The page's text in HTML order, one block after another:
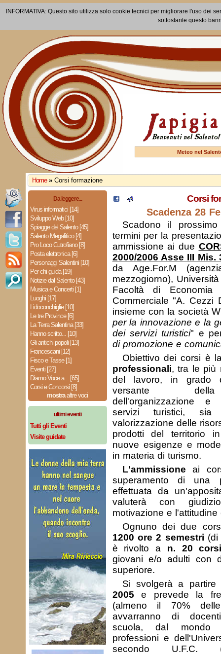
INFORMATIVA: Questo sito utilizza solo cookie tecnici per migliorare l'uso dei
sottostante questo
Meteo nel
Home » Corsi formazione
Da leggere...
Virus informatici [14]
Sviluppo Web [10]
Spiagge del Salento [45]
Salento Megalitico [4]
Pro Loco Cutrofiano [8]
Posta elettronica [6]
Personaggi Salentini [10]
Per chi guida [19]
Notizie dal Salento [43]
Musica e Concerti [1]
Luoghi [17]
Lidoconchiglie [10]
Le tre Province [6]
La Terra Salentina [33]
Hanno scritto... [10]
Gli antichi popoli [13]
Francescani [12]
Fisco e Tasse [1]
Eventi [27]
Diamo Voce a... [65]
Corsi e Concorsi [8]
mostraaltre voci
ultimi eventi
Tutti gli Eventi
Visite guidate
Corsi
Scadenza 28
Scadono il
termini per la
ammissione ai due
2000/2006 Asse III Mis.
da Age.For.M
mezzogiorno),
Facoltà di Economia
Commerciale "A. Cezzi
insieme con la società
per la innovazione e la
dei servizi turistici" e
di promozione e
Obiettivo dei corsi è
professionali, tra le più
del lavoro, in grado
versante
dell'organizzazione e
servizi turistici,
valorizzazione delle
prodotti del territorio
nuove esigenze e
in materia di turismo.
L'ammissione ai
superamento di una
effettuata da
valuterà con
motivazione e l'attitudine
Ognuno dei due
1200 ore 2 semestri
è rivolto a n. 20
giovani e/o adulti con
superiore.
Si svolgerà a
2005 e prevede la
(almeno il 70%
avvarranno di
scuola, dal mondo
professioni e
secondo U.F.C.